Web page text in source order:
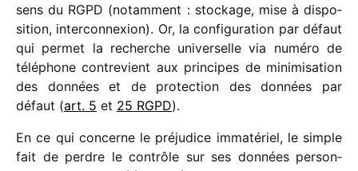
sens du RGPD (notam­ment : stockage, mise à dispo­
si­tion, inter­con­nexion). Or, la confi­gu­ra­tion par défaut
qui permet la recherche univer­selle via numéro de
télé­phone contre­vient aux prin­cipes de mini­mi­sa­tion
des données et de protec­tion des données par
défaut (art. 5 et 25 RGPD).
En ce qui concerne le préju­dice imma­té­riel, le simple
fait de perdre le contrôle sur ses données person­